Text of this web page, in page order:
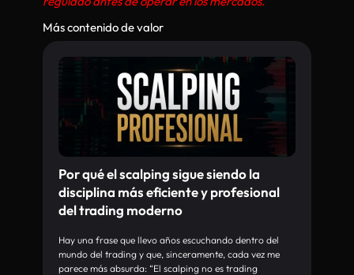
Más contenido de valor
Por qué el scalping sigue siendo la
disciplina más eficiente y profesional
del trading moderno
Hay una frase que llevo años escuchando dentro del
mundo del trading y que, sinceramente, cada vez me
parece más absurda: “El scalping no es trading